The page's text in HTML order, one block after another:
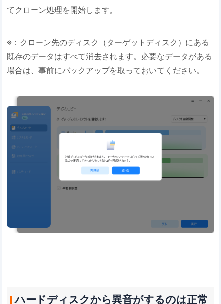
てクローン処理を開始します。
※：クローン先のディスク（ターゲットディスク）にある
既存のデータはすべて消去されます。必要なデータがある
場合は、事前にバックアップを取っておいてください。
ハードディスクから異音がするのは正常